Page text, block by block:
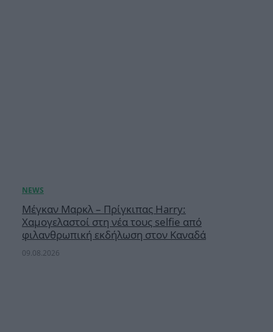
Μέγκαν Μαρκλ – Πρίγκιπας Harry:
Χαμογελαστοί στη νέα τους selfie από
φιλανθρωπική εκδήλωση στον Καναδά
09.08.2026